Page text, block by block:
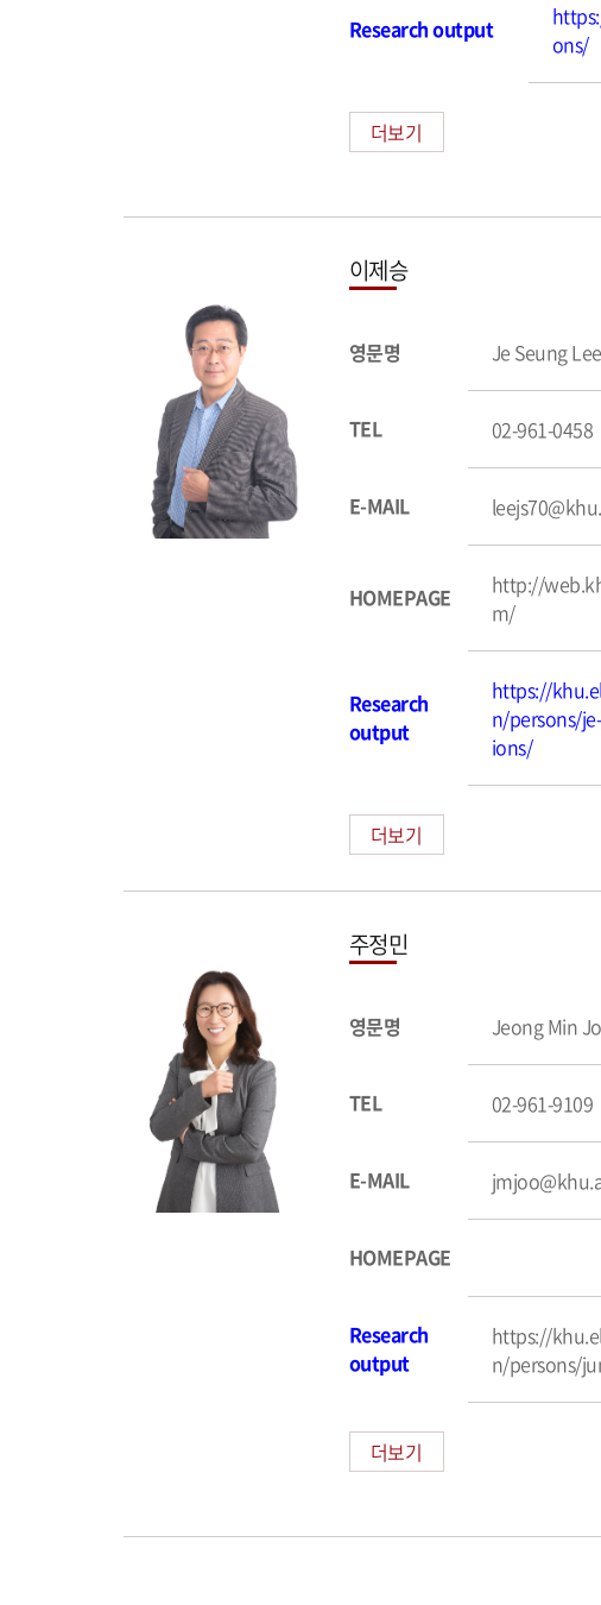
Research output
ons/
더보기
이제승
영문명 Je Seung Lee
TEL 02-961-0458
E-MAIL
HOMEPAGE
http://
m/
Research
output
https://
n/persons/
ions/
더보기
주정민
영문명 Jeong Min
TEL 02-961-9109
E-MAIL
HOMEPAGE
Research
output
https://
n/persons/
더보기